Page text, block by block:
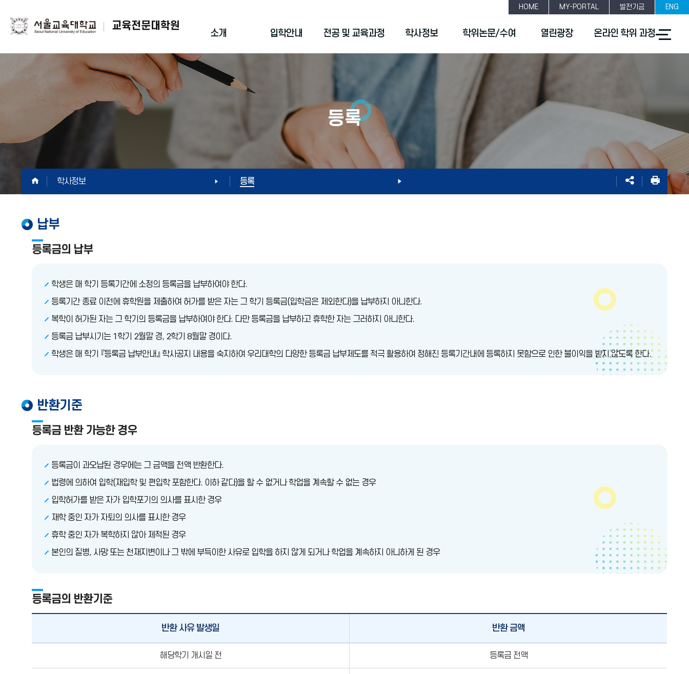
교육전문대학원
HOME MY-PORTAL 발전기금 ENG
소개 입학안내 전공 및 교육과정 학사정보 학위논문/수여 열린광장 온라인 학위 과정
체
등록
HOME학사정보 등록
납부
등록금의 납부
학생은 매 학기 등록기간에 소정의 등록금을 납부하여야 한다.
등록기간 종료 이전에 휴학원을 제출하여 허가를 받은 자는 그 학기 등록금(입학금은 제외한다)을 납부하지 아니한다.
복학이 허가된 자는 그 학기의 등록금을 납부하여야 한다. 다만 등록금을 납부하고 휴학한 자는 그러하지 아니한다.
등록금 납부시기는 1학기 2월말 경, 2학기 8월말 경이다.
학생은 매 학기 『등록금 납부안내』 학사공지 내용을 숙지하여 우리대학의 다양한 등록금 납부제도를 적극 활용하여 정해진 등록기간내에 등록하지 못함으로 인한 불이익을 받지 않도록 한다.
반환기준
등록금 반환 가능한 경우
등록금이 과오납된 경우에는 그 금액을 전액 반환한다.
법령에 의하여 입학(재입학 및 편입학 포함한다. 이하 같다)을 할 수 없거나 학업을 계속할 수 없는 경우
입학허가를 받은 자가 입학포기의 의사를 표시한 경우
재학 중인 자가 자퇴의 의사를 표시한 경우
휴학 중인 자가 복학하지 않아 제적된 경우
본인의 질병, 사망 또는 천재지변이나 그 밖에 부득이한 사유로 입학을 하지 않게 되거나 학업을 계속하지 아니하게 된 경우
등록금의 반환기준
반환 사유 발생일 반환 금액
해당학기 개시일 전 등록금 전액